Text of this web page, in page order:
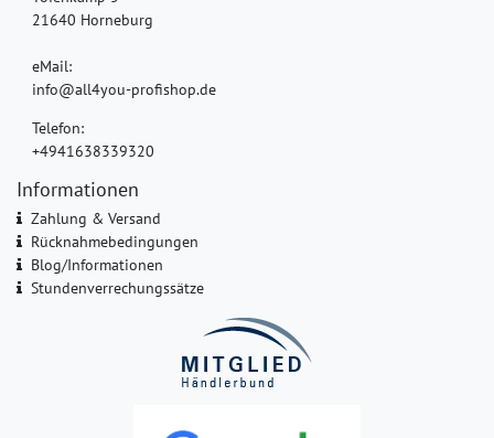
21640 Horneburg
eMail:
info@all4you-profishop.de
Telefon:
+4941638339320
Informationen
Zahlung & Versand
Rücknahmebedingungen
Blog/Informationen
Stundenverrechungssätze